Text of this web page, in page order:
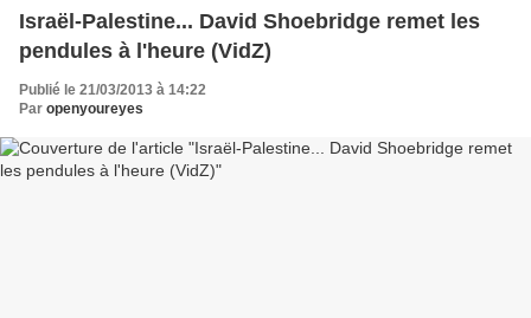
Israël-Palestine... David Shoebridge remet les
pendules à l'heure (VidZ)
Publié le 21/03/2013 à 14:22
Par openyoureyes